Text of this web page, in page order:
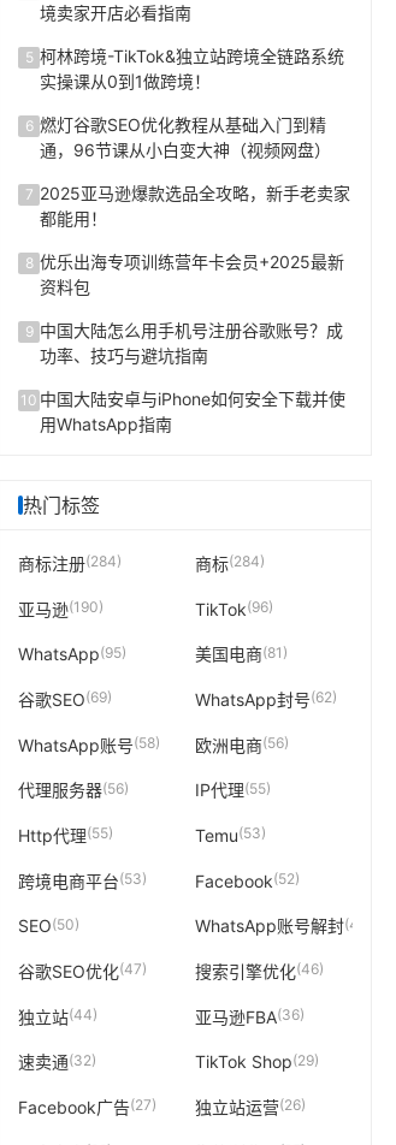
境卖家开店必看指南
5 柯林跨境-TikTok&独立站跨境全链路系统
实操课从0到1做跨境！
6 燃灯谷歌SEO优化教程从基础入门到精
通，96节课从小白变大神（视频网盘）
7 2025亚马逊爆款选品全攻略，新手老卖家
都能用！
8 优乐出海专项训练营年卡会员+2025最新
资料包
9 中国大陆怎么用手机号注册谷歌账号？成
功率、技巧与避坑指南
10 中国大陆安卓与iPhone如何安全下载并使
用WhatsApp指南
热门标签
商标注册(284) 商标(284)
亚马逊(190) TikTok(96)
WhatsApp(95) 美国电商(81)
谷歌SEO(69) WhatsApp封号(62)
WhatsApp账号(58) 欧洲电商(56)
代理服务器(56) IP代理(55)
Http代理(55) Temu(53)
跨境电商平台(53) Facebook(52)
SEO(50) WhatsApp账号解封(49)
谷歌SEO优化(47) 搜索引擎优化(46)
独立站(44) 亚马逊FBA(36)
速卖通(32) TikTok Shop(29)
Facebook广告(27) 独立站运营(26)